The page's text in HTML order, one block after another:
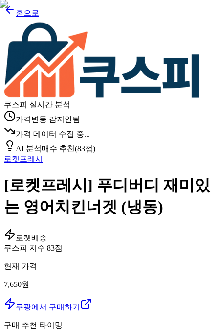
홈으로
쿠스피 실시간 분석
가격변동 감지안됨
가격 데이터 수집 중...
AI 분석매수 추천(83점)
로켓프레시
[로켓프레시] 푸디버디 재미있
는 영어치킨너겟 (냉동)
로켓배송
쿠스피 지수 83점
현재 가격
7,650원
쿠팡에서 구매하기
구매 추천 타이밍